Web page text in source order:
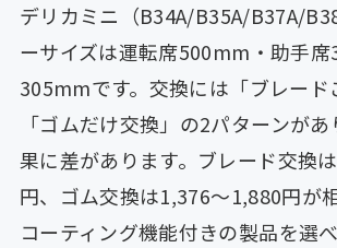
デリカミニ（B34A/B35A/B37A/
ーサイズは運転席500mm・助手
305mmです。交換には「ブレード
「ゴムだけ交換」の2パターンが
果に差があります。ブレード交換
円、ゴム交換は1,376〜1,880円が
コーティング機能付きの製品を選